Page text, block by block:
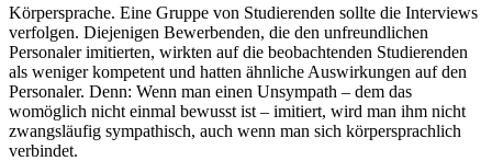
Körpersprache. Eine Gruppe von Studierenden sollte die Interviews
verfolgen. Diejenigen Bewerbenden, die den unfreundlichen
Personaler imitierten, wirkten auf die beobachtenden Studierenden
als weniger kompetent und hatten ähnliche Auswirkungen auf den
Personaler. Denn: Wenn man einen Unsympath – dem das
womöglich nicht einmal bewusst ist – imitiert, wird man ihm nicht
zwangsläufig sympathisch, auch wenn man sich körpersprachlich
verbindet.